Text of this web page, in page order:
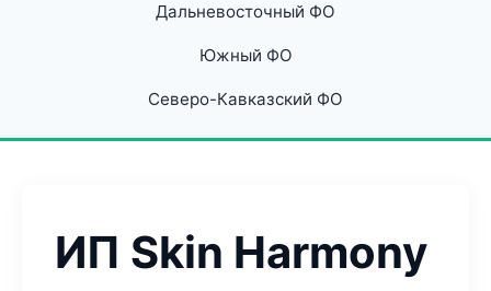
Дальневосточный ФО
Южный ФО
Северо-Кавказский ФО
ИП Skin Harmony